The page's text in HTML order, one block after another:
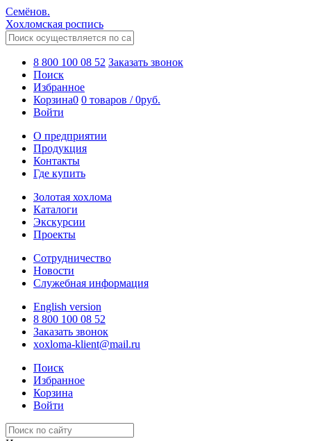
Семёнов.
Хохломская роспись
8 800 100 08 52 Заказать звонок
Поиск
Избранное
Корзина0 0 товаров /0руб.
Войти
О предприятии
Продукция
Контакты
Где купить
Золотая хохлома
Каталоги
Экскурсии
Проекты
Сотрудничество
Новости
Служебная информация
English version
8 800 100 08 52
Заказать звонок
xoxloma-klient@mail.ru
Поиск
Избранное
Корзина
Войти